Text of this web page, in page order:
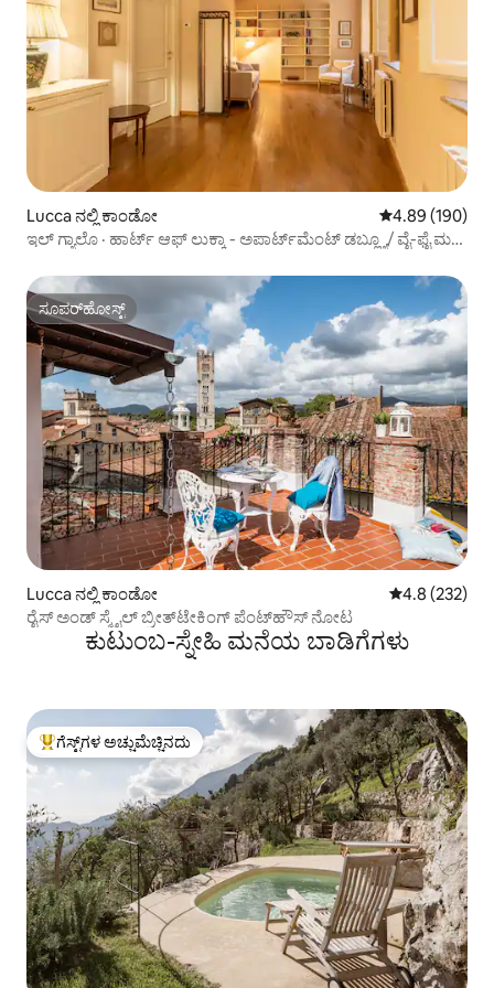
Lucca ನಲ್ಲಿ ಕಾಂಡೋ 5 ರಲ್ಲಿ 4.89
4.89 (190)
ಇಲ್ ಗ್ಯಾಲೊ · ಹಾರ್ಟ್ ಆಫ್ ಲುಕ್ಕಾ - ಅಪಾರ್ಟ್‌ಮೆಂಟ್ ಡಬ್ಲ್ಯೂ/ ವೈ-ಫೈ ಮತ್ತು
ಸೂಪರ್‌ಹೋಸ್ಟ್
ಸೂಪರ್‌ಹೋಸ್ಟ್
Lucca ನಲ್ಲಿ ಕಾಂಡೋ 5 ರಲ್ಲಿ 4.8
4.8 (232)
ರೈಸ್ ಅಂಡ್ ಸ್ಮೈಲ್ ಬ್ರೀತ್‌ಟೇಕಿಂಗ್ ಪೆಂಟ್‌ಹೌಸ್ ನೋಟ
ಕುಟುಂಬ-ಸ್ನೇಹಿ ಮನೆಯ ಬಾಡಿಗೆಗಳು
ಗೆಸ್ಟ್‌ಗಳಿಗೆ ಅತಿ ಹೆಚ್ಚು ಅಚ್ಚುಮೆಚ್ಚಿನದು
ಗೆಸ್ಟ್‌ಗಳ ಅಚ್ಚುಮೆಚ್ಚಿನದು